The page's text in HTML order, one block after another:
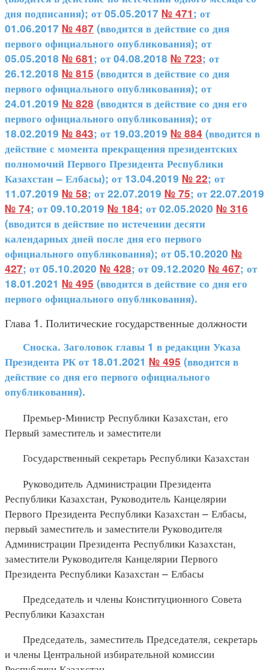
дня подписания); от 05.05.2017 № 471; от
01.06.2017 № 487 (вводится в действие со дня
первого официального опубликования); от
05.05.2018 № 681; от 04.08.2018 № 723; от
26.12.2018 № 815 (вводится в действие со дня
первого официального опубликования); от
24.01.2019 № 828 (вводится в действие со дня его
первого официального опубликования); от
18.02.2019 № 843; от 19.03.2019 № 884 (вводится в
действие с момента прекращения президентских
полномочий Первого Президента Республики
Казахстан – Елбасы); от 13.04.2019 № 22; от
11.07.2019 № 58; от 22.07.2019 № 75; от 22.07.2019
№ 74; от 09.10.2019 № 184; от 02.05.2020 № 316
(вводится в действие по истечении десяти
календарных дней после дня его первого
официального опубликования); от 05.10.2020 №
427; от 05.10.2020 № 428; от 09.12.2020 № 467; от
18.01.2021 № 495 (вводится в действие со дня его
первого официального опубликования).
Глава 1. Политические государственные должности
Сноска. Заголовок главы 1 в редакции Указа
Президента РК от 18.01.2021 № 495 (вводится в
действие со дня его первого официального
опубликования).
Премьер-Министр Республики Казахстан, его
Первый заместитель и заместители
Государственный секретарь Республики Казахстан
Руководитель Администрации Президента
Республики Казахстан, Руководитель Канцелярии
Первого Президента Республики Казахстан – Елбасы,
первый заместитель и заместители Руководителя
Администрации Президента Республики Казахстан,
заместители Руководителя Канцелярии Первого
Президента Республики Казахстан – Елбасы
Председатель и члены Конституционного Совета
Республики Казахстан
Председатель, заместитель Председателя, секретарь
и члены Центральной избирательной комиссии